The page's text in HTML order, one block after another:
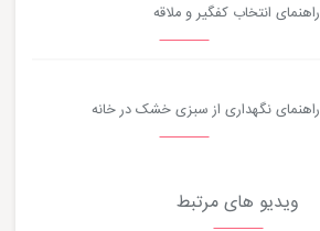
راهنمای انتخاب کفگیر و ملاقه
راهنمای نگهداری از سبزی خشک در خانه
ویدیو های مرتبط